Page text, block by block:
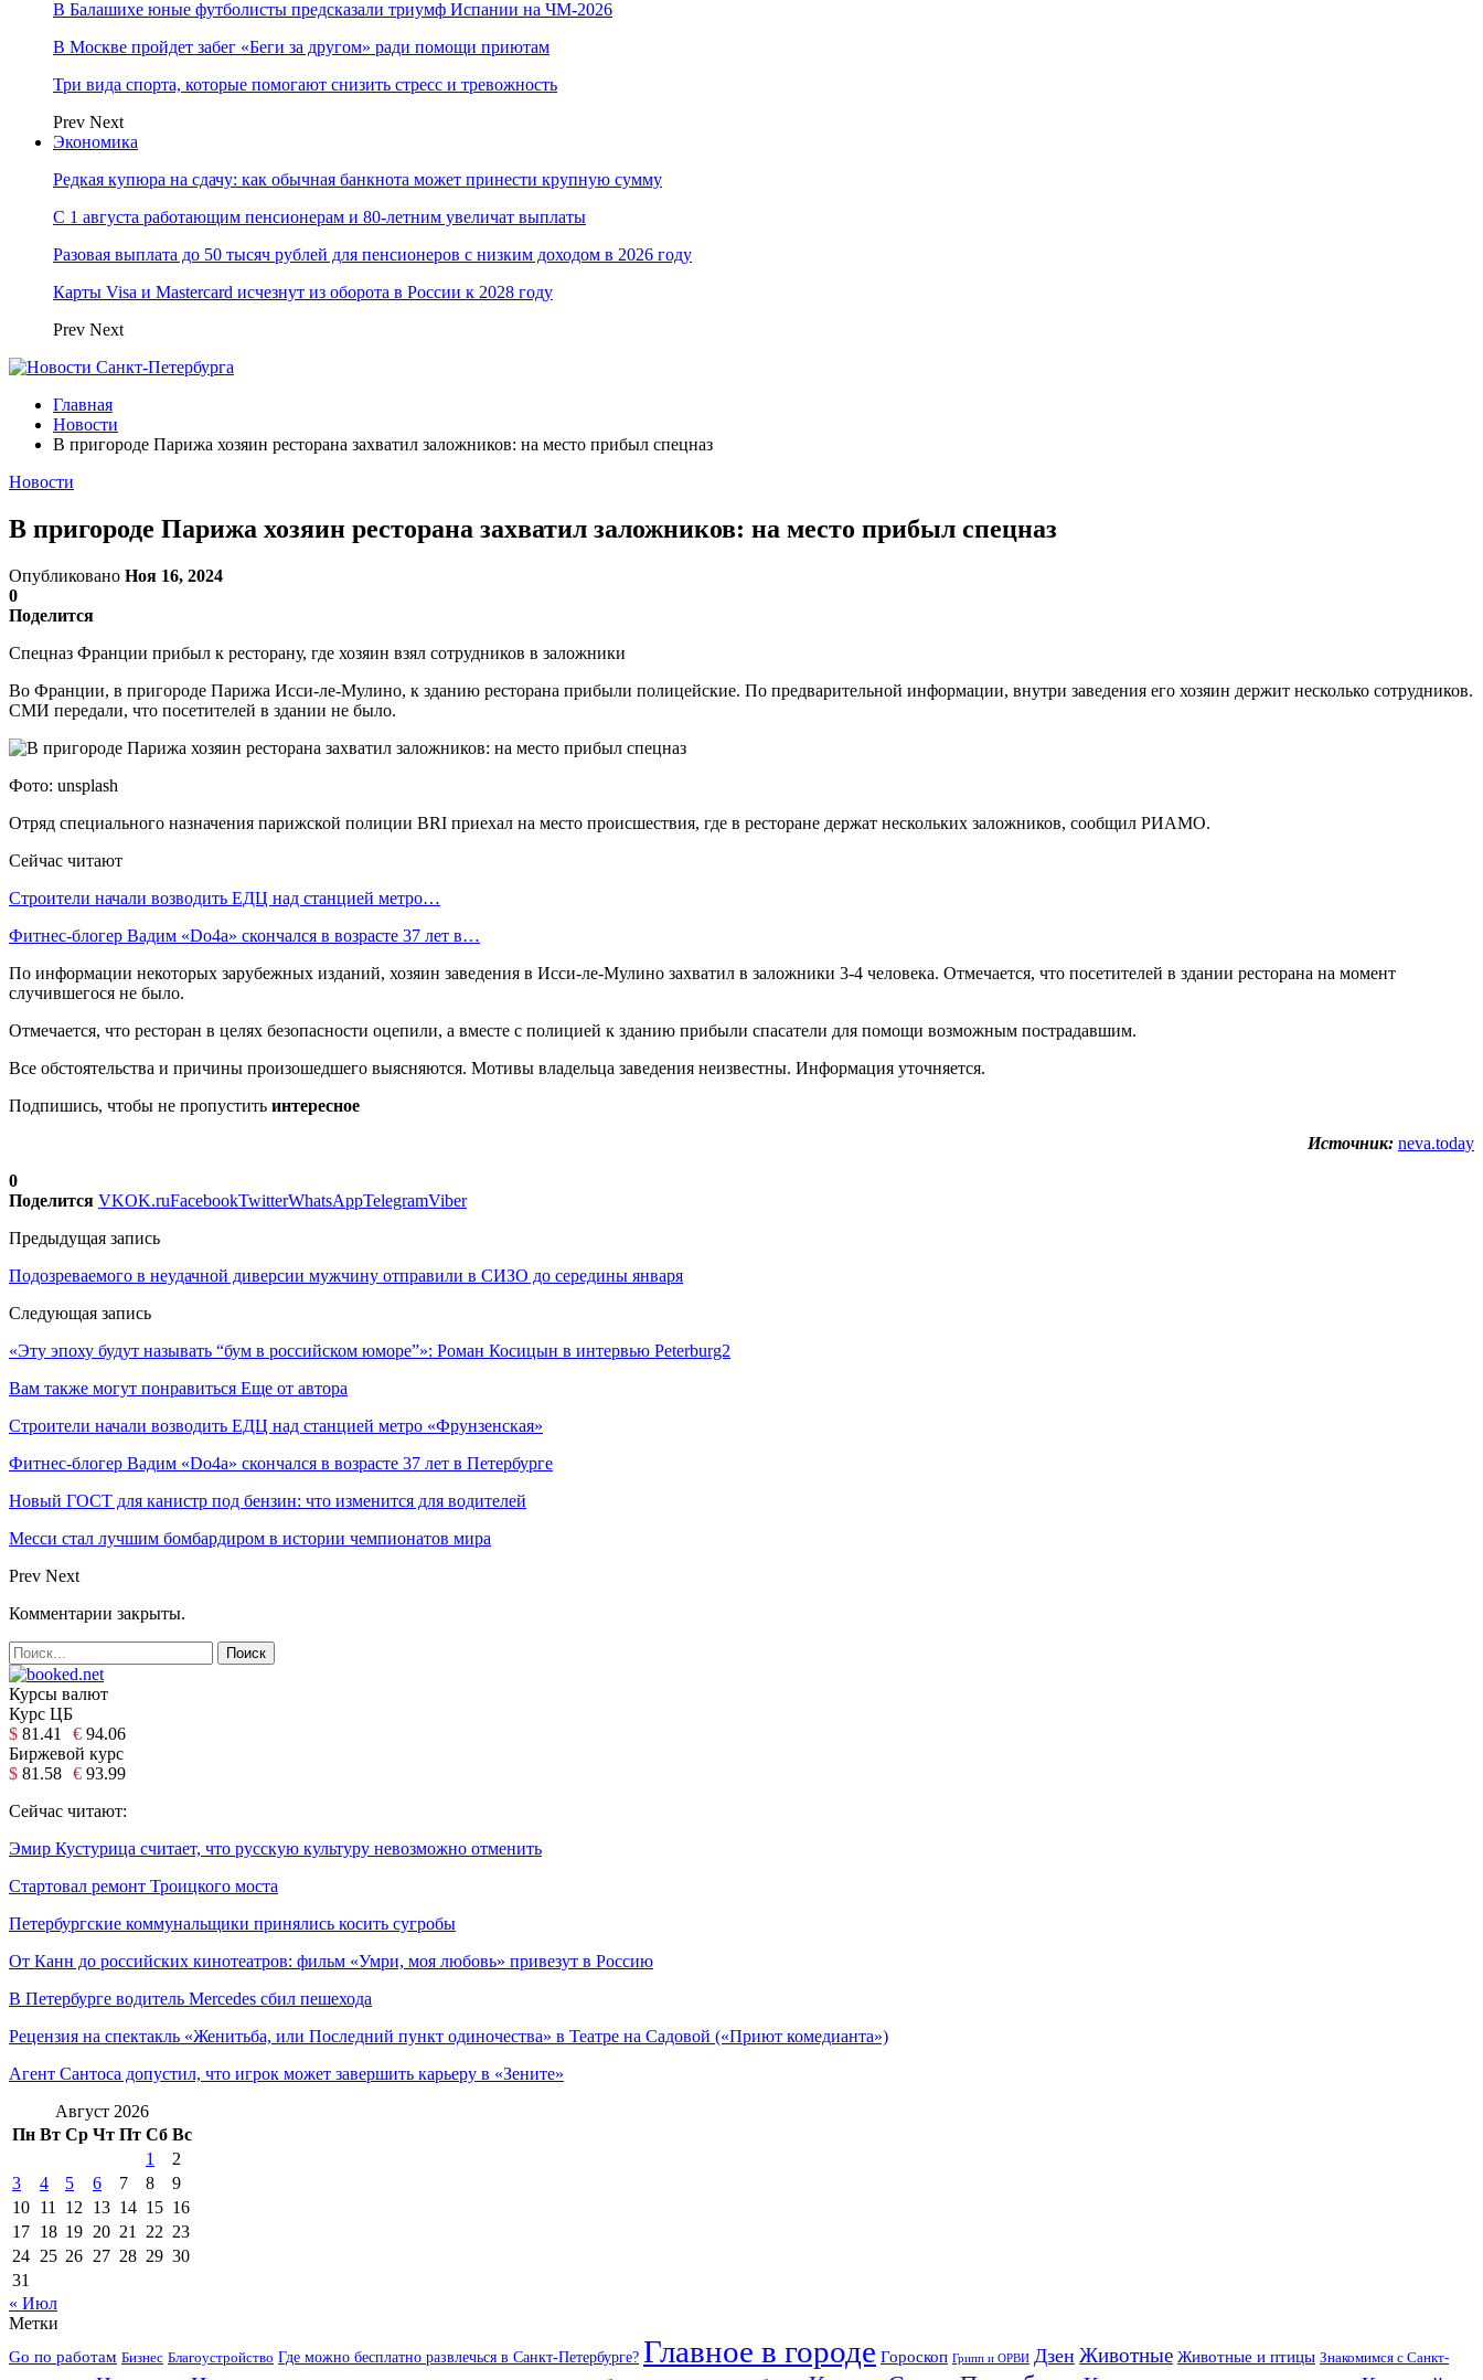
В Балашихе юные футболисты предсказали триумф Испании на ЧМ-2026
В Москве пройдет забег «Беги за другом» ради помощи приютам
Три вида спорта, которые помогают снизить стресс и тревожность
Prev Next
Экономика
Редкая купюра на сдачу: как обычная банкнота может принести крупную сумму
С 1 августа работающим пенсионерам и 80-летним увеличат выплаты
Разовая выплата до 50 тысяч рублей для пенсионеров с низким доходом в 2026 году
Карты Visa и Mastercard исчезнут из оборота в России к 2028 году
Prev Next
Главная
Новости
В пригороде Парижа хозяин ресторана захватил заложников: на место прибыл спецназ
Новости
В пригороде Парижа хозяин ресторана захватил заложников: на место прибыл спецназ
Опубликовано Ноя 16, 2024
0
Поделится
Спецназ Франции прибыл к ресторану, где хозяин взял сотрудников в заложники
Во Франции, в пригороде Парижа Исси-ле-Мулино, к зданию ресторана прибыли полицейские. По предварительной информации, внутри заведения его хозяин держит несколько сотрудников.
СМИ передали, что посетителей в здании не было.
Фото: unsplash
Отряд специального назначения парижской полиции BRI приехал на место происшествия, где в ресторане держат нескольких заложников, сообщил РИАМО.
Сейчас читают
Строители начали возводить ЕДЦ над станцией метро…
Фитнес-блогер Вадим «Do4a» скончался в возрасте 37 лет в…
По информации некоторых зарубежных изданий, хозяин заведения в Исси-ле-Мулино захватил в заложники 3-4 человека. Отмечается, что посетителей в здании ресторана на момент
случившегося не было.
Отмечается, что ресторан в целях безопасности оцепили, а вместе с полицией к зданию прибыли спасатели для помощи возможным пострадавшим.
Все обстоятельства и причины произошедшего выясняются. Мотивы владельца заведения неизвестны. Информация уточняется.
Подпишись, чтобы не пропустить интересное
Источник: neva.today
0
Поделится VKOK.ruFacebookTwitterWhatsAppTelegramViber
Предыдущая запись
Подозреваемого в неудачной диверсии мужчину отправили в СИЗО до середины января
Следующая запись
«Эту эпоху будут называть “бум в российском юморе”»: Роман Косицын в интервью Peterburg2
Вам также могут понравиться Еще от автора
Строители начали возводить ЕДЦ над станцией метро «Фрунзенская»
Фитнес-блогер Вадим «Do4a» скончался в возрасте 37 лет в Петербурге
Новый ГОСТ для канистр под бензин: что изменится для водителей
Месси стал лучшим бомбардиром в истории чемпионатов мира
Prev Next
Комментарии закрыты.
Курсы валют
Курс ЦБ
$ 81.41 € 94.06
Биржевой курс
$ 81.58 € 93.99
Сейчас читают:
Эмир Кустурица считает, что русскую культуру невозможно отменить
Стартовал ремонт Троицкого моста
Петербургские коммунальщики принялись косить сугробы
От Канн до российских кинотеатров: фильм «Умри, моя любовь» привезут в Россию
В Петербурге водитель Mercedes сбил пешехода
Рецензия на спектакль «Женитьба, или Последний пункт одиночества» в Театре на Садовой («Приют комедианта»)
Агент Сантоса допустил, что игрок может завершить карьеру в «Зените»
Август 2026
Пн Вт Ср Чт Пт Сб Вс
1
2
3
4 5 6 7 8
9
10 11 12 13 14 15 16
17 18 19 20 21 22 23
24 25 26 27 28 29 30
31
« Июл
Метки
Go по работам Бизнес Благоустройство Где можно бесплатно развлечься в Санкт-Петербурге? Главное в городе Гороскоп Грипп и ОРВИ Дзен Животные Животные и птицы Знакомимся с Санкт-